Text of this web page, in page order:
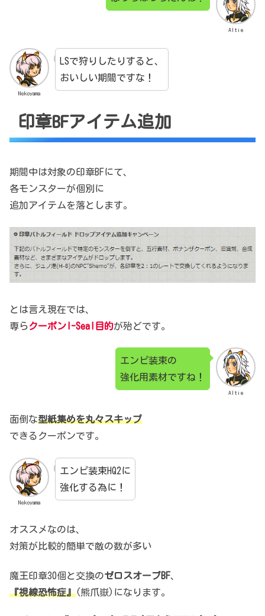
Altie
Nekoyama
LSで狩りしたりすると、
おいしい期間ですな！
印章BFアイテム追加
期間中は対象の印章BFにて、
各モンスターが個別に
追加アイテムを落とします。
とは言え現在では、
専らクーポンI-Seal目的が殆どです。
Altie
エンピ装束の
強化用素材ですね！
面倒な型紙集めを丸々スキップ
できるクーポンです。
Nekoyama
エンピ装束HQ2に
強化する為に！
オススメなのは、
対策が比較的簡単で敵の数が多い
魔王印章30個と交換のゼロスオーブBF、
『視線恐怖症』(熊爪嶽)になります。